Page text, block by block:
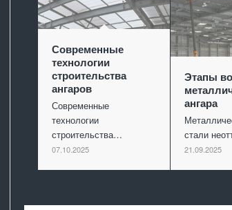
Современные
технологии
строительства
ангаров
Современные
технологии
строительства…
07.10.2025
Этапы
ангара
стали
21.09.2025